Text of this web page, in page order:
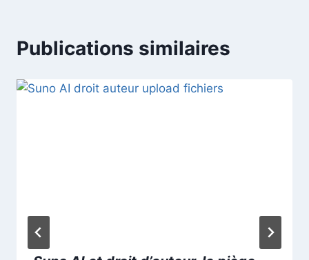
Publications similaires